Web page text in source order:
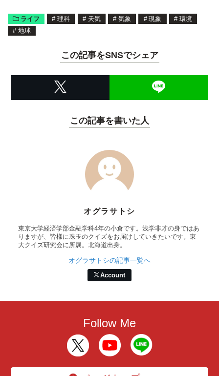
ライフ # 理科 # 天気 # 気象 # 現象 # 環境
# 地球
この記事をSNSでシェア
この記事を書いた人
オグラサトシ
東京大学経済学部金融学科4年の小倉です。浅学非才の身ではあ
りますが、皆様に珠玉のクイズをお届けしていきたいです。東
大クイズ研究会に所属。北海道出身。
オグラサトシの記事一覧へ
Account
Follow Me